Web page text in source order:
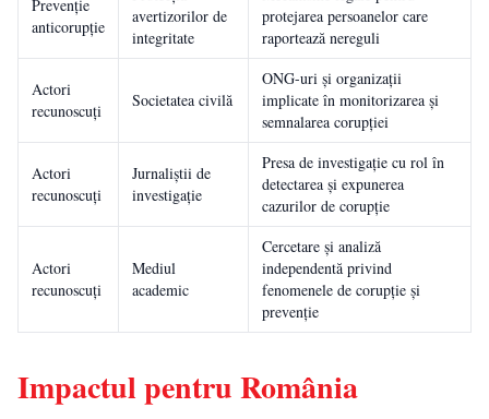
Prevenție
anticorupție
avertizorilor de
integritate
protejarea persoanelor care
raportează nereguli
Actori
recunoscuți
Societatea civilă
ONG-uri și organizații
implicate în monitorizarea și
semnalarea corupției
Actori
recunoscuți
Jurnaliștii de
investigație
Presa de investigație cu rol în
detectarea și expunerea
cazurilor de corupție
Actori
recunoscuți
Mediul
academic
Cercetare și analiză
independentă privind
fenomenele de corupție și
prevenție
Impactul pentru România